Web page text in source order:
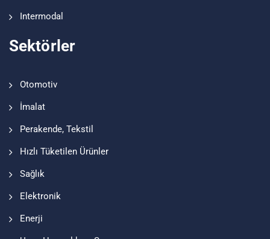
Intermodal
Sektörler
Otomotiv
İmalat
Perakende, Tekstil
Hızlı Tüketilen Ürünler
Sağlık
Elektronik
Enerji